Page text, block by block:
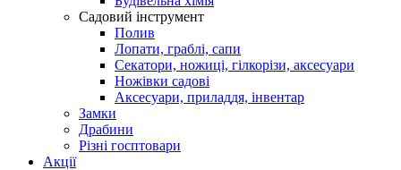
Садовий інструмент
Полив
Лопати, граблі, сапи
Секатори, ножиці, гілкорізи, аксесуари
Ножівки садові
Аксесуари, приладдя, інвентар
Замки
Драбини
Різні госптовари
Акції